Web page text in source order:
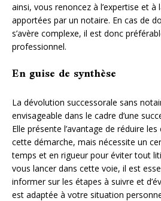
ainsi, vous renoncez à l’expertise et à
apportées par un notaire. En cas de
s’avère complexe, il est donc
professionnel.
En guise de synthèse
La dévolution successorale sans
envisageable dans le cadre d’une
Elle présente l’avantage de réduire
cette démarche, mais nécessite un
temps et en rigueur pour éviter tout
vous lancer dans cette voie, il est
informer sur les étapes à suivre et
est adaptée à votre situation